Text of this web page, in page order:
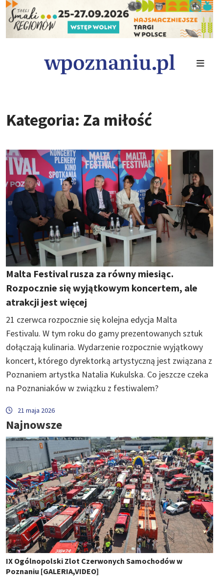
Kategoria: Za miłość
Malta Festival rusza za równy miesiąc.
Rozpocznie się wyjątkowym koncertem, ale
atrakcji jest więcej
21 czerwca rozpocznie się kolejna edycja Malta
Festivalu. W tym roku do gamy prezentowanych sztuk
dołączają kulinaria. Wydarzenie rozpocznie wyjątkowy
koncert, którego dyrektorką artystyczną jest związana z
Poznaniem artystka Natalia Kukulska. Co jeszcze czeka
na Poznaniaków w związku z festiwalem?
21 maja 2026
Najnowsze
IX Ogólnopolski Zlot Czerwonych Samochodów w
Poznaniu [GALERIA,VIDEO]